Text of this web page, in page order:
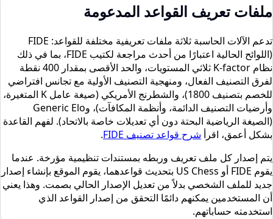
ملفات تعريف القواعد المدعومة
تدعم الآلات الحاسبة ثلاثة ملفات تعريفية مختلفة للقواعد: FIDE
(اللوائح الحالية اعتبارًا من أحدث مراجعة لكتيب FIDE، بما في ذلك
نظام K-factor ثلاثي المستويات، والحد الأقصى بمقدار 400 نقطة
لفرق التصنيف الفعال، ومنهجية التصنيف الأولية مع تجانس افتراضي
للخصم بتصنيف 1800)، والشطرنج الأمريكي (صيغة عامل K المتغيرة،
وأرضيات التصنيف الدائمة، وأنظمة المكافآت)، وGeneric Elo
(الصيغة الرياضية البحتة دون أي تعديلات خاصة بالاتحاد). لفهم القاعدة
بشكل أعمق، اقرأ شرح قواعد تصنيف FIDE
.
يتم إصدار كل ملف تعريف وربطه بمستندات تنظيمية مؤرخة. عندما
يقوم FIDE أو US Chess بتحديث قواعدهما، يقوم الموقع بإنشاء إصدار
جديد للملف الشخصي بدلاً من تعديل الإصدار الحالي بصمت. وهذا يعني
أن المستخدمين يمكنهم دائمًا التحقق من إصدار القواعد الذي
استخدمته حساباتهم.